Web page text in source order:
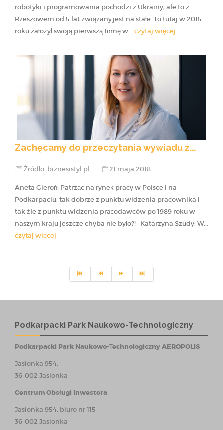
robotyki i programowania pochodzi z Ukrainy, ale to z
Rzeszowem od 5 lat związany jest na stałe. To tutaj w 2015
roku założył swoją pierwszą firmę w... czytaj więcej
Zachęcamy do przeczytania wywiadu z...
Źródło: biznesistyl.pl 21 maja 2018
Aneta Gieroń: Patrząc na rynek pracy w Polsce i na
Podkarpaciu, tak dobrze z punktu widzenia pracownika i
tak źle z punktu widzenia pracodawców po 1989 roku w
naszym kraju jeszcze chyba nie było?! Katarzyna Szudy: W...
czytaj więcej
Podkarpacki Park Naukowo-Technologiczny
Podkarpacki Park Naukowo-Technologiczny AEROPOLIS
Jasionka 954,
36-002 Jasionka
Centrum Obsługi Inwestora
Jasionka 954, biuro nr 115
36-002 Jasionka